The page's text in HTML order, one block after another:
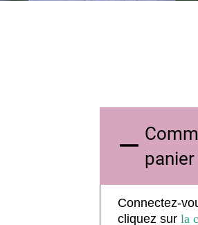
panier
Connectez-
cliquez sur la